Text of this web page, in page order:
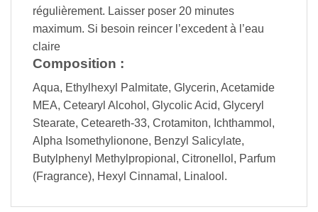
régulièrement. Laisser poser 20 minutes
maximum. Si besoin reincer l’excedent à l’eau
claire
Composition :
Aqua, Ethylhexyl Palmitate, Glycerin, Acetamide
MEA, Cetearyl Alcohol, Glycolic Acid, Glyceryl
Stearate, Ceteareth-33, Crotamiton, Ichthammol,
Alpha Isomethylionone, Benzyl Salicylate,
Butylphenyl Methylpropional, Citronellol, Parfum
(Fragrance), Hexyl Cinnamal, Linalool.